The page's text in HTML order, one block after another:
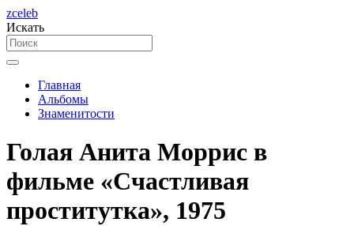
zceleb
Искать
Главная
Альбомы
Знаменитости
Голая Анита Моррис в
фильме «Счастливая
проститутка», 1975